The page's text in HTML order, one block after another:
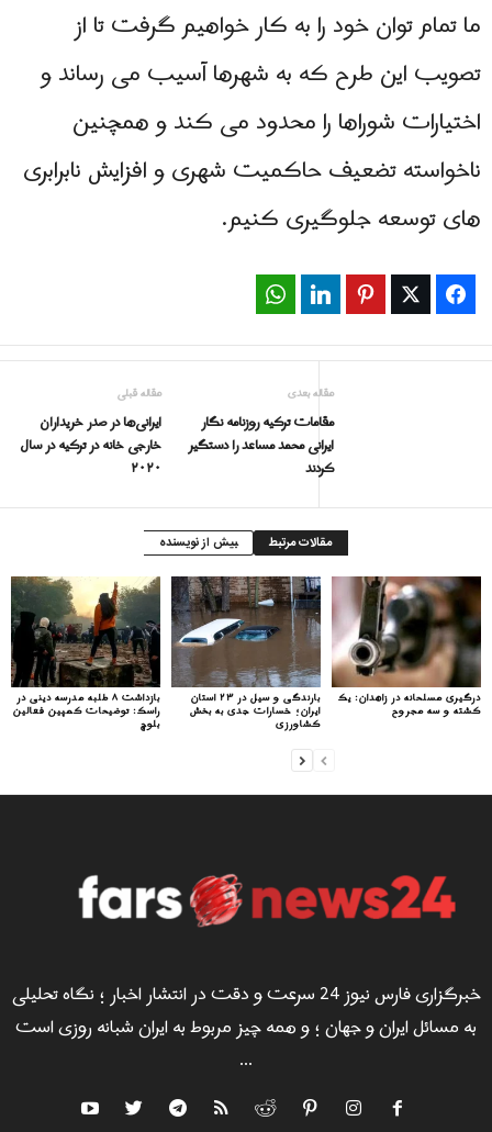
ما تمام توان خود را به کار خواهیم گرفت تا از
تصویب این طرح که به شهرها آسیب می رساند و
اختیارات شوراها را محدود می کند و همچنین
ناخواسته تضعیف حاکمیت شهری و افزایش نابرابری
های توسعه جلوگیری کنیم.
Facebook
Twitter
Pinterest
LinkedIn
مقاله قبلی
ایرانی‌ها در صدر خریداران
خارجی خانه در ترکیه در سال
۲۰۲۰
مقاله بعدی
مقامات ترکیه روزنامه نگار
ایرانی محمد مساعد را دستگیر
کردند
مقالات مرتبط بیش از نویسنده
بازداشت ۸ طلبه مدرسه دینی در
راسک: توضیحات کمپین فعالین
بلوچ
بارندگی و سیل در ۲۳ استان
ایران؛ خسارات جدی به بخش
کشاورزی
درگیری مسلحانه در زاهدان: یک
کشته و سه مجروح
خبرگزاری فارس نیوز 24 سرعت و دقت در انتشار اخبار ؛ نگاه تحلیلی
به مسائل ایران و جهان ؛ و همه چیز مربوط به ایران شبانه روزی است
...